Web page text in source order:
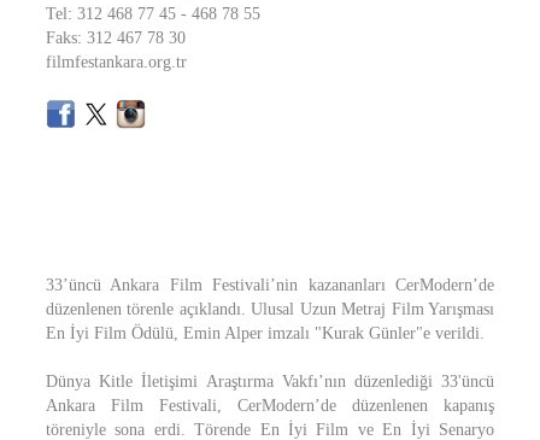
Tel: 312 468 77 45 - 468 78 55
Faks: 312 467 78 30
filmfestankara.org.tr
33’üncü Ankara Film Festivali’nin kazananları CerModern’de
düzenlenen törenle açıklandı. Ulusal Uzun Metraj Film Yarışması
En İyi Film Ödülü, Emin Alper imzalı "Kurak Günler"e verildi.
Dünya Kitle İletişimi Araştırma Vakfı’nın düzenlediği 33'üncü
Ankara Film Festivali, CerModern’de düzenlenen kapanış
töreniyle sona erdi. Törende En İyi Film ve En İyi Senaryo